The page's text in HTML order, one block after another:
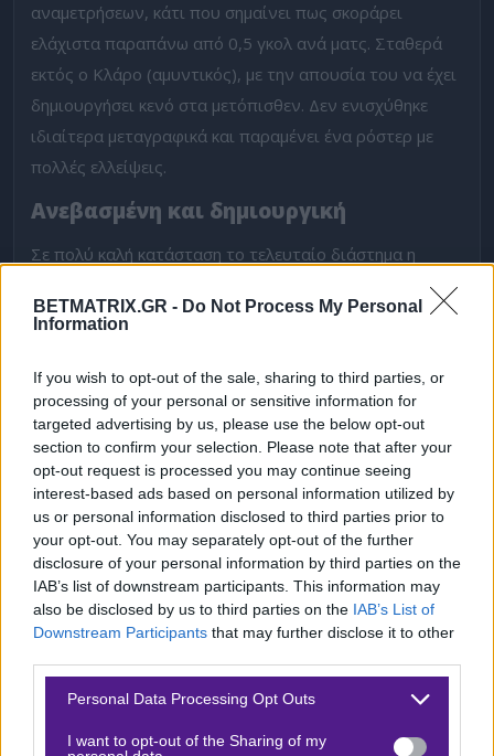
BETMATRIX.GR - Do Not Process My Personal
Information
If you wish to opt-out of the sale, sharing to third parties, or
processing of your personal or sensitive information for
targeted advertising by us, please use the below opt-out
section to confirm your selection. Please note that after your
opt-out request is processed you may continue seeing
interest-based ads based on personal information utilized by
us or personal information disclosed to third parties prior to
your opt-out. You may separately opt-out of the further
disclosure of your personal information by third parties on the
IAB’s list of downstream participants. This information may
also be disclosed by us to third parties on the IAB’s List of
Downstream Participants that may further disclose it to other
Please note that this website/app uses one or more Google
not limited to your visit or usage behaviour. You may click to
Personal Data Processing Opt Outs
I want to opt-out of the Sharing of my
αναμετρήσεων, κάτι που σημαίνει πως σκοράρει
ελάχιστα παραπάνω από 0,5 γκολ ανά ματς. Σταθερά
εκτός ο Κλάρο (αμυντικός), με την απουσία του να έχει
δημιουργήσει κενό στα μετόπισθεν. Δεν ενισχύθηκε
ιδιαίτερα μεταγραφικά και παραμένει ένα ρόστερ με
πολλές ελλείψεις.
Ανεβασμένη και δημιουργική
Σε πολύ καλή κατάσταση το τελευταίο διάστημα η
εμφανίσεις. Προσπαθεί προϊόντος του χρόνου να βρει
προηγούμενο, επικράτησε 1-0 (εντός) της Καϊσέρισπορ
με γκολ του Τουρέ στο 95′ στην τελευταία φάση της
αναμέτρησης. Η αλήθεια είναι πως άξιζε να προηγηθεί
πιο νωρίς, καθώς έπιασε 2.00 συντελεστή στα xG,
έκανε 31 (9) σουτ και είχε 69% κατοχή. Κάνουμε λόγο
για ολοκληρωτική εμφάνιση με απόλυτο κοντρόλ, όπου
της έλλειψε μόνο το -πιο- γρήγορο γκολ. Τέλος καλό,
όλα καλά για τους «αετούς».Πλέον, στοχεύουν
ξεκάθαρα σε ευρεία νίκηστο «Ταγίπ Ερντογάν».
Πολλοί παίκτες της Μπεσίκτας, λόγω των καλών
εμφανίσεων, έχουν προσελκύσει μεγάλα clubs, αλλά
μέχρι στιγμής δεν υπάρχει κάποια επίσημη εξέλιξη.